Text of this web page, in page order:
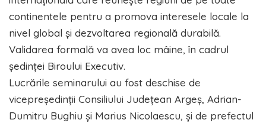
continentele pentru a promova interesele locale la
nivel global și dezvoltarea regională durabilă.
Validarea formală va avea loc mâine, în cadrul
ședinței Biroului Executiv.
Lucrările seminarului au fost deschise de
vicepreședinții Consiliului Județean Argeș, Adrian-
Dumitru Bughiu și Marius Nicolaescu, și de prefectul